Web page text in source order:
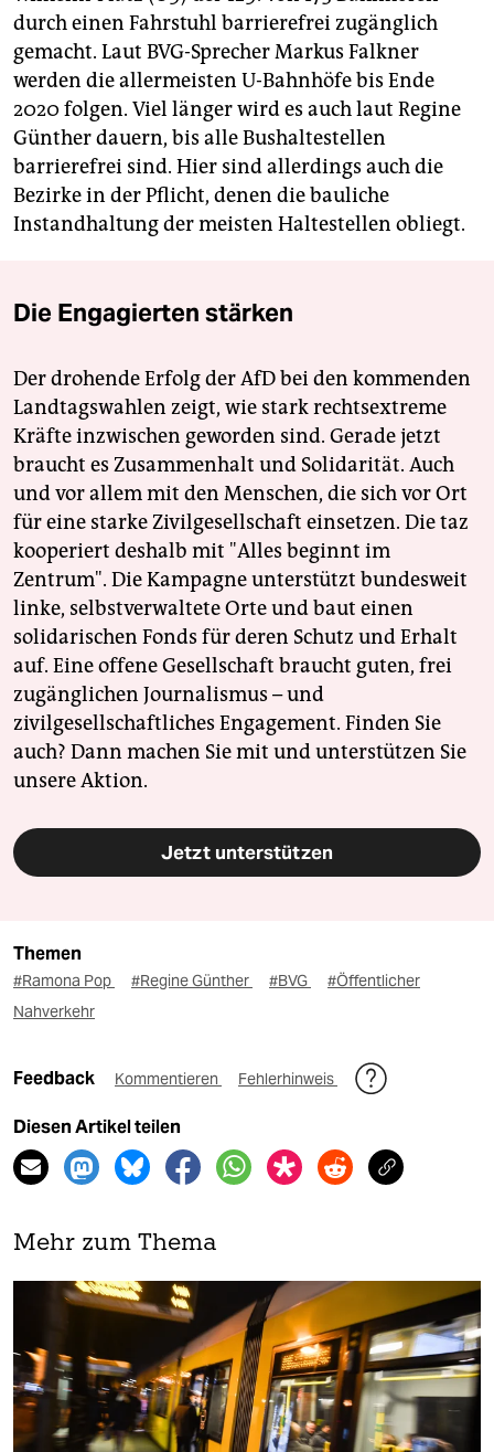
durch einen Fahrstuhl barrierefrei zugänglich
gemacht. Laut BVG-Sprecher Markus Falkner
werden die allermeisten U-Bahnhöfe bis Ende
2020 folgen. Viel länger wird es auch laut Regine
Günther dauern, bis alle Bushaltestellen
barrierefrei sind. Hier sind allerdings auch die
Bezirke in der Pflicht, denen die bauliche
Instandhaltung der meisten Haltestellen obliegt.
Die Engagierten stärken
Der drohende Erfolg der AfD bei den kommenden
Landtagswahlen zeigt, wie stark rechtsextreme
Kräfte inzwischen geworden sind. Gerade jetzt
braucht es Zusammenhalt und Solidarität. Auch
und vor allem mit den Menschen, die sich vor Ort
für eine starke Zivilgesellschaft einsetzen. Die taz
kooperiert deshalb mit "Alles beginnt im
Zentrum". Die Kampagne unterstützt bundesweit
linke, selbstverwaltete Orte und baut einen
solidarischen Fonds für deren Schutz und Erhalt
auf. Eine offene Gesellschaft braucht guten, frei
zugänglichen Journalismus – und
zivilgesellschaftliches Engagement. Finden Sie
auch? Dann machen Sie mit und unterstützen Sie
unsere Aktion.
Jetzt unterstützen
Themen
#Ramona Pop #Regine Günther #BVG
#Öffentlicher
Nahverkehr
Feedback Kommentieren Fehlerhinweis
Diesen Artikel teilen
Mehr zum Thema